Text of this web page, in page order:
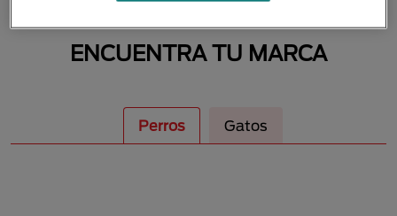
ENCUENTRA TU MARCA
Perros Gatos